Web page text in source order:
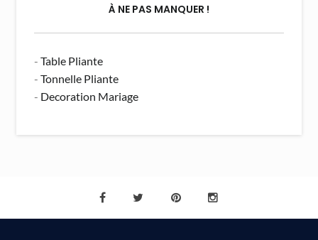
À NE PAS MANQUER !
-Table Pliante
-Tonnelle Pliante
- Decoration Mariage